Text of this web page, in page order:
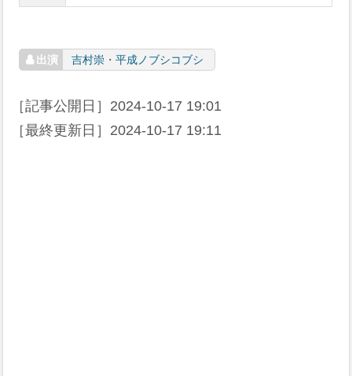
吉村崇・ 平成ノブシコブシ
［記事公開日］ 2024-10-17 19:01
［最終更新日］ 2024-10-17 19:11